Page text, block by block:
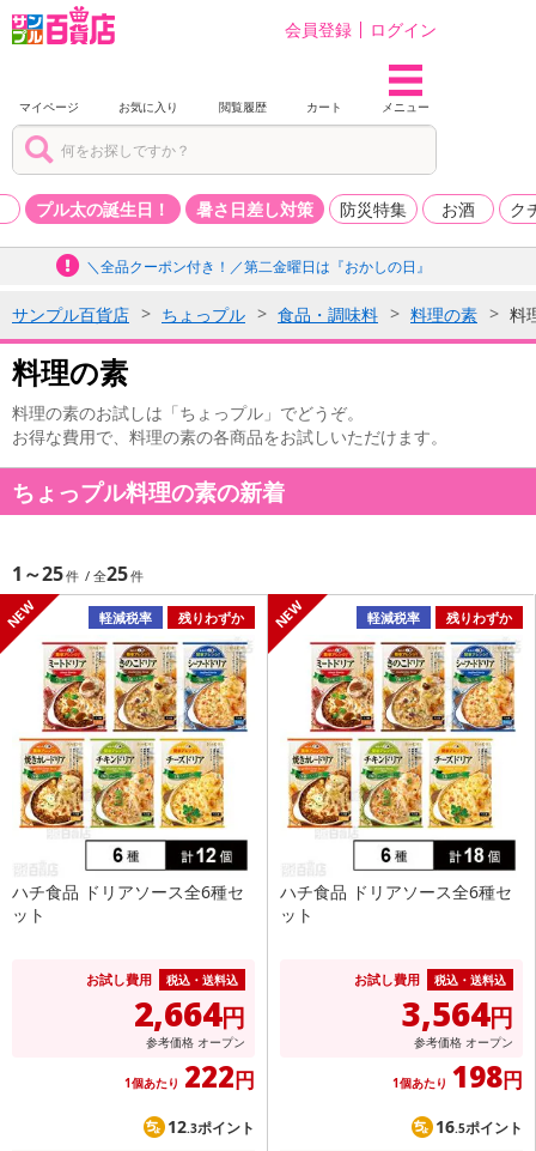
会員登録 ログイン
マイページ お気に入り 閲覧履歴 カート メニュー
プル太の誕生日！ 暑さ日差し対策 防災特集 お酒 ク
＼全品クーポン付き！／第二金曜日は『おかしの日』
サンプル百貨店 ちょっプル 食品・調味料 料理の素 料
料理の素
料理の素のお試しは「ちょっプル」でどうぞ。
お得な費用で、料理の素の各商品をお試しいただけます。
ちょっプル料理の素の新着
1～25 25
軽減税率 残りわずか
ハチ食品 ドリアソース全6種セ
ット
お試し費用 税込・送料込
2,664円
参考価格 オープン
1個あたり 222円
12.3ポイント
軽減税率 残りわずか
ハチ食品 ドリアソース全6種セ
ット
お試し費用 税込・送料込
3,564円
参考価格 オープン
1個あたり 198円
16.5ポイント